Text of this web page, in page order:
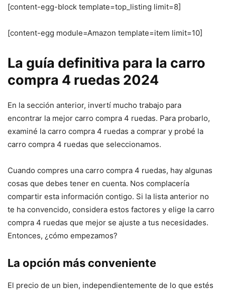
[content-egg-block template=top_listing limit=8]
[content-egg module=Amazon template=item limit=10]
La guía definitiva para la carro
compra 4 ruedas 2024
En la sección anterior, invertí mucho trabajo para
encontrar la mejor carro compra 4 ruedas. Para probarlo,
examiné la carro compra 4 ruedas a comprar y probé la
carro compra 4 ruedas que seleccionamos.
Cuando compres una carro compra 4 ruedas, hay algunas
cosas que debes tener en cuenta. Nos complacería
compartir esta información contigo. Si la lista anterior no
te ha convencido, considera estos factores y elige la carro
compra 4 ruedas que mejor se ajuste a tus necesidades.
Entonces, ¿cómo empezamos?
La opción más conveniente
El precio de un bien, independientemente de lo que estés